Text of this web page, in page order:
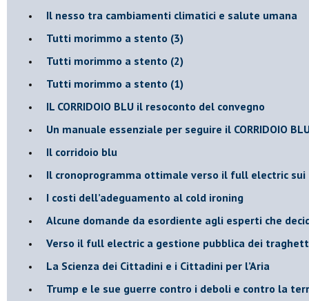
Il nesso tra cambiamenti climatici e salute umana
Tutti morimmo a stento (3)
Tutti morimmo a stento (2)
​Tutti morimmo a stento (1)
IL CORRIDOIO BLU il resoconto del convegno
Un manuale essenziale per seguire il CORRIDOIO
Il corridoio blu
​Il cronoprogramma ottimale verso il full electric
​I costi dell’adeguamento al cold ironing
Alcune domande da esordiente agli esperti che
Verso il full electric a gestione pubblica dei
​La Scienza dei Cittadini e i Cittadini per l’Aria
Trump e le sue guerre contro i deboli e contro la